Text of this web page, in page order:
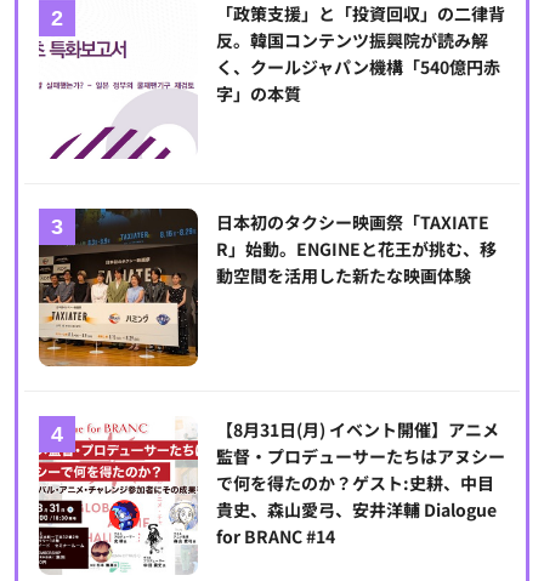
「政策支援」と「投資回収」の二律背
反。韓国コンテンツ振興院が読み解
く、クールジャパン機構「540億円赤
字」の本質
日本初のタクシー映画祭「TAXIATE
R」始動。ENGINEと花王が挑む、移
動空間を活用した新たな映画体験
【8月31日(月) イベント開催】アニメ
監督・プロデューサーたちはアヌシー
で何を得たのか？ゲスト:史耕、中目
貴史、森山愛弓、安井洋輔 Dialogue
for BRANC #14